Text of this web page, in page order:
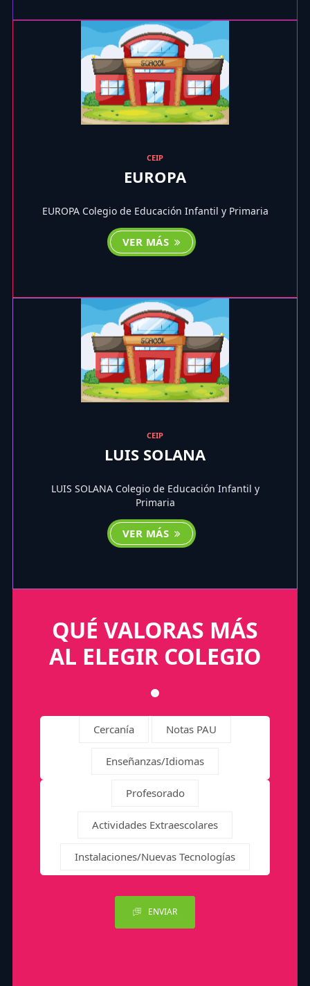
CEIP
EUROPA
EUROPA Colegio de Educación Infantil y Primaria
VER MÁS
CEIP
LUIS SOLANA
LUIS SOLANA Colegio de Educación Infantil y
Primaria
VER MÁS
QUÉ VALORAS MÁS
AL ELEGIR COLEGIO
Cercanía Notas PAU
Enseñanzas/Idiomas
Profesorado
Actividades Extraescolares
Instalaciones/Nuevas Tecnologías
ENVIAR